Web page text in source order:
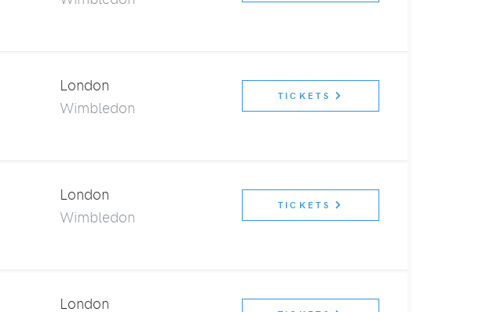
London
Wimbledon
TICKETS
London
Wimbledon
TICKETS
London